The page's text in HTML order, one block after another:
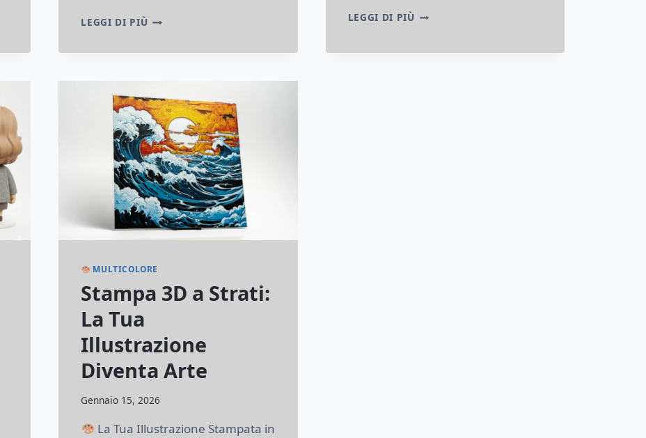
LEGGI DI PIÙ STAMPA
4
O
8
COLORI?
LEGGI DI PIÙ FUNKO
MULTICOLORE
Stampa 3D a Strati:
La Tua
Illustrazione
Diventa Arte
Di
Gennaio 15, 2026
La Tua Illustrazione Stampata in